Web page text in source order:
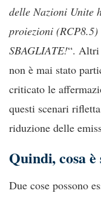
delle Nazioni Unite
proiezioni
SBAGLIATE!“. Altri
non è mai stato
criticato le
questi scenari
riduzione delle
Quindi, cosa è
Due cose possono